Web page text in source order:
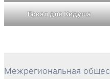
Бокал для Кидуша
Межрегиональная